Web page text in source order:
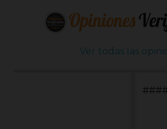
Ver todas las